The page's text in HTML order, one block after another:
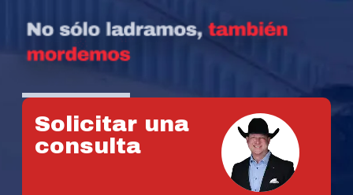
Solicitar una
consulta